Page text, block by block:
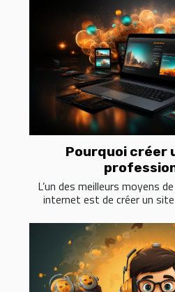
Pourquoi créer
L’un des meilleurs moyens
internet est de créer un